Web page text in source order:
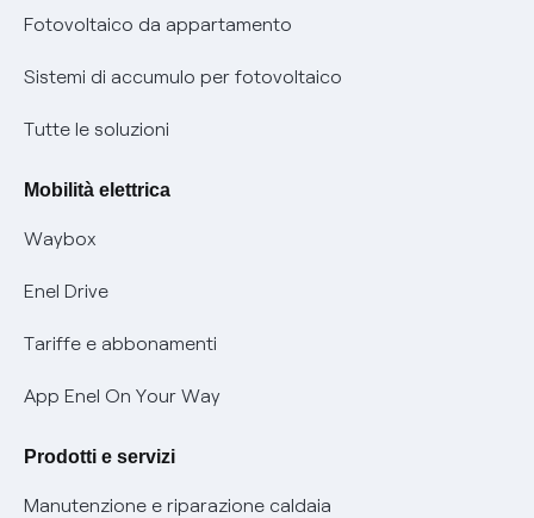
Parental Control – Navigazione sicura
Informazioni precontrattuali prodotti e servizi
Condizioni generali di contratto prodotti e servizi
Remit
Certificazioni
Nuove regole europee per la protezione dei dati
Offerte Placet non vulnerabili
Offerta Tutela Vulnerabilità Gas
Mobilità Elettrica
Phishing e truffe online
Verifica chi ti ha chiamato
Informativa RAEE
Fotovoltaico da appartamento
Sistemi di accumulo per fotovoltaico
Tutte le soluzioni
Mobilità elettrica
Waybox
Enel Drive
Tariffe e abbonamenti
App Enel On Your Way
Prodotti e servizi
Manutenzione e riparazione caldaia